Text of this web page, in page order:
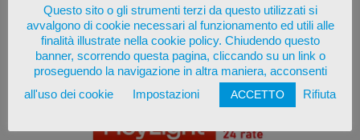
Questo sito o gli strumenti terzi da questo utilizzati si
avvalgono di cookie necessari al funzionamento ed utili alle
finalità illustrate nella cookie policy. Chiudendo questo
banner, scorrendo questa pagina, cliccando su un link o
proseguendo la navigazione in altra maniera, acconsenti
all'uso dei cookie
Impostazioni ACCETTO Rifiuta